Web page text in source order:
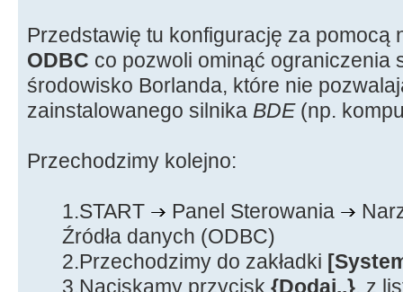
Przedstawię tu konfigurację za pomocą
ODBC co pozwoli ominąć ograniczenia
środowisko Borlanda, które nie
zainstalowanego silnika BDE(np.
Przechodzimy kolejno:
1.START Panel Sterowania
Źródła danych (ODBC)
2.Przechodzimy do zakładki
3.Naciskamy przycisk {Dodaj..}, z